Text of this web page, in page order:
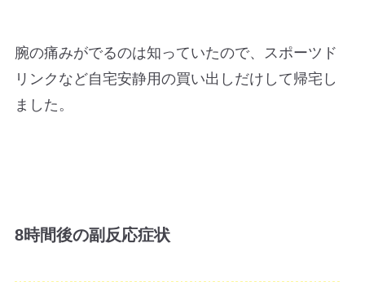
腕の痛みがでるのは知っていたので、スポーツド
リンクなど自宅安静用の買い出しだけして帰宅し
ました。
8時間後の副反応症状